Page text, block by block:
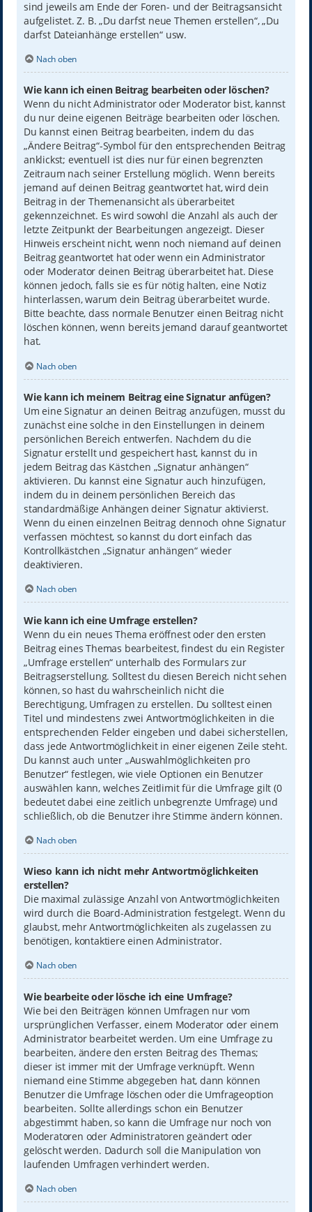
sind jeweils am Ende der Foren- und der Beitragsansicht
aufgelistet. Z. B. „Du darfst neue Themen erstellen“, „Du
darfst Dateianhänge erstellen“ usw.
Nach oben
Wie kann ich einen Beitrag bearbeiten oder löschen?
Wenn du nicht Administrator oder Moderator bist, kannst
du nur deine eigenen Beiträge bearbeiten oder löschen.
Du kannst einen Beitrag bearbeiten, indem du das
„Ändere Beitrag“-Symbol für den entsprechenden Beitrag
anklickst; eventuell ist dies nur für einen begrenzten
Zeitraum nach seiner Erstellung möglich. Wenn bereits
jemand auf deinen Beitrag geantwortet hat, wird dein
Beitrag in der Themenansicht als überarbeitet
gekennzeichnet. Es wird sowohl die Anzahl als auch der
letzte Zeitpunkt der Bearbeitungen angezeigt. Dieser
Hinweis erscheint nicht, wenn noch niemand auf deinen
Beitrag geantwortet hat oder wenn ein Administrator
oder Moderator deinen Beitrag überarbeitet hat. Diese
können jedoch, falls sie es für nötig halten, eine Notiz
hinterlassen, warum dein Beitrag überarbeitet wurde.
Bitte beachte, dass normale Benutzer einen Beitrag nicht
löschen können, wenn bereits jemand darauf geantwortet
hat.
Nach oben
Wie kann ich meinem Beitrag eine Signatur anfügen?
Um eine Signatur an deinen Beitrag anzufügen, musst du
zunächst eine solche in den Einstellungen in deinem
persönlichen Bereich entwerfen. Nachdem du die
Signatur erstellt und gespeichert hast, kannst du in
jedem Beitrag das Kästchen „Signatur anhängen“
aktivieren. Du kannst eine Signatur auch hinzufügen,
indem du in deinem persönlichen Bereich das
standardmäßige Anhängen deiner Signatur aktivierst.
Wenn du einen einzelnen Beitrag dennoch ohne Signatur
verfassen möchtest, so kannst du dort einfach das
Kontrollkästchen „Signatur anhängen“ wieder
deaktivieren.
Nach oben
Wie kann ich eine Umfrage erstellen?
Wenn du ein neues Thema eröffnest oder den ersten
Beitrag eines Themas bearbeitest, findest du ein Register
„Umfrage erstellen“ unterhalb des Formulars zur
Beitragserstellung. Solltest du diesen Bereich nicht sehen
können, so hast du wahrscheinlich nicht die
Berechtigung, Umfragen zu erstellen. Du solltest einen
Titel und mindestens zwei Antwortmöglichkeiten in die
entsprechenden Felder eingeben und dabei sicherstellen,
dass jede Antwortmöglichkeit in einer eigenen Zeile steht.
Du kannst auch unter „Auswahlmöglichkeiten pro
Benutzer“ festlegen, wie viele Optionen ein Benutzer
auswählen kann, welches Zeitlimit für die Umfrage gilt (0
bedeutet dabei eine zeitlich unbegrenzte Umfrage) und
schließlich, ob die Benutzer ihre Stimme ändern können.
Nach oben
Wieso kann ich nicht mehr Antwortmöglichkeiten
erstellen?
Die maximal zulässige Anzahl von Antwortmöglichkeiten
wird durch die Board-Administration festgelegt. Wenn du
glaubst, mehr Antwortmöglichkeiten als zugelassen zu
benötigen, kontaktiere einen Administrator.
Nach oben
Wie bearbeite oder lösche ich eine Umfrage?
Wie bei den Beiträgen können Umfragen nur vom
ursprünglichen Verfasser, einem Moderator oder einem
Administrator bearbeitet werden. Um eine Umfrage zu
bearbeiten, ändere den ersten Beitrag des Themas;
dieser ist immer mit der Umfrage verknüpft. Wenn
niemand eine Stimme abgegeben hat, dann können
Benutzer die Umfrage löschen oder die Umfrageoption
bearbeiten. Sollte allerdings schon ein Benutzer
abgestimmt haben, so kann die Umfrage nur noch von
Moderatoren oder Administratoren geändert oder
gelöscht werden. Dadurch soll die Manipulation von
laufenden Umfragen verhindert werden.
Nach oben